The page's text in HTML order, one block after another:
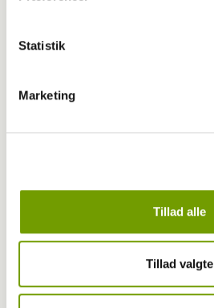
Statistik
Marketing
Tillad alle
Tillad valgte
Dyrlæge/sundhed
Fugleinfluenza og hunde